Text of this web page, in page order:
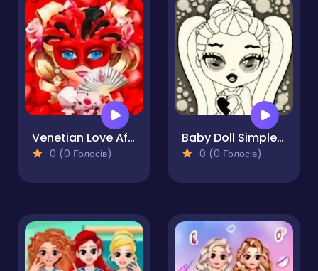
Venetian Love Affair
0 (0 Голосів)
Baby Doll Simple Style
0 (0 Голосів)